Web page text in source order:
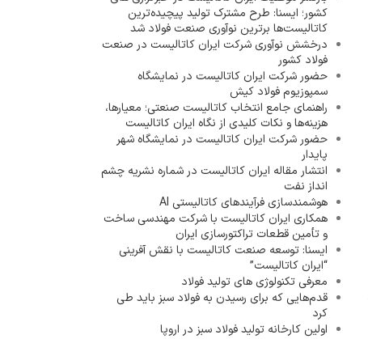
کشور؛ ایسنا: طرح مشترک تولید پیچیده‌ترین
کاتالیست‌ها برترین نوآوری صنعت فولاد شد
درخشش نوآوری شرکت ایران کاتالیست در صنعت
فولاد کشور
حضور شرکت ایران کاتالیست در نمایشگاه
سمپوزیوم فولاد کیش
راهنمای جامع انتخاب کاتالیست صنعتی؛ معیارها،
هزینه‌ها و نکات کلیدی از نگاه ایران کاتالیست
حضور شرکت ایران کاتالیست در نمایشگاه شهر
پایدار
انتشار مقاله ایران کاتالیست در شماره نشریه چشم
انداز نفت
هوشمندسازی فرآیندهای کاتالیستی AI
همکاری ایران کاتالیست با شرکت مهندسی ساخت
و تأمین قطعات تراکتورسازی ایران
ایسنا: توسعه صنعت کاتالیست با نقش آفرینی
“ایران کاتالیست”
معرفی تکنولوژی های تولید فولاد
قدم‌هایی که برای رسیدن به فولاد سبز باید طی
کرد
اولین کارخانه تولید فولاد سبز در اروپا